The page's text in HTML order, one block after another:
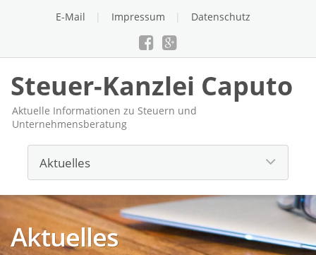
E-Mail Impressum Datenschutz
Steuer-Kanzlei Caputo
Aktuelle Informationen zu Steuern und
Unternehmensberatung
Aktuelles